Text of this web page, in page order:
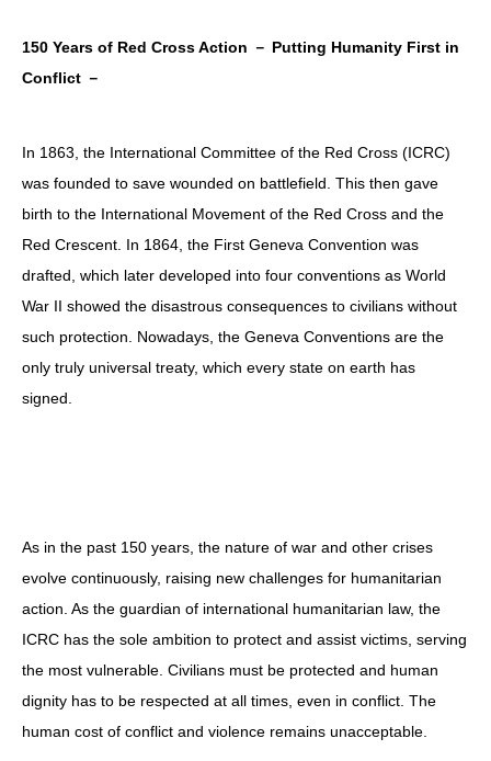
150 Years of Red Cross Action － Putting Humanity First in
Conflict －
In 1863, the International Committee of the Red Cross (ICRC)
was founded to save wounded on battlefield. This then gave
birth to the International Movement of the Red Cross and the
Red Crescent. In 1864, the First Geneva Convention was
drafted, which later developed into four conventions as World
War II showed the disastrous consequences to civilians without
such protection. Nowadays, the Geneva Conventions are the
only truly universal treaty, which every state on earth has
signed.
As in the past 150 years, the nature of war and other crises
evolve continuously, raising new challenges for humanitarian
action. As the guardian of international humanitarian law, the
ICRC has the sole ambition to protect and assist victims, serving
the most vulnerable. Civilians must be protected and human
dignity has to be respected at all times, even in conflict. The
human cost of conflict and violence remains unacceptable.